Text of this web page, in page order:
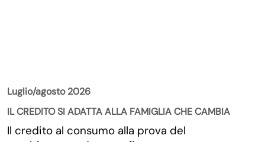
Luglio/agosto 2026
IL CREDITO SI ADATTA ALLA FAMIGLIA CHE CAMBIA
Il credito al consumo alla prova del